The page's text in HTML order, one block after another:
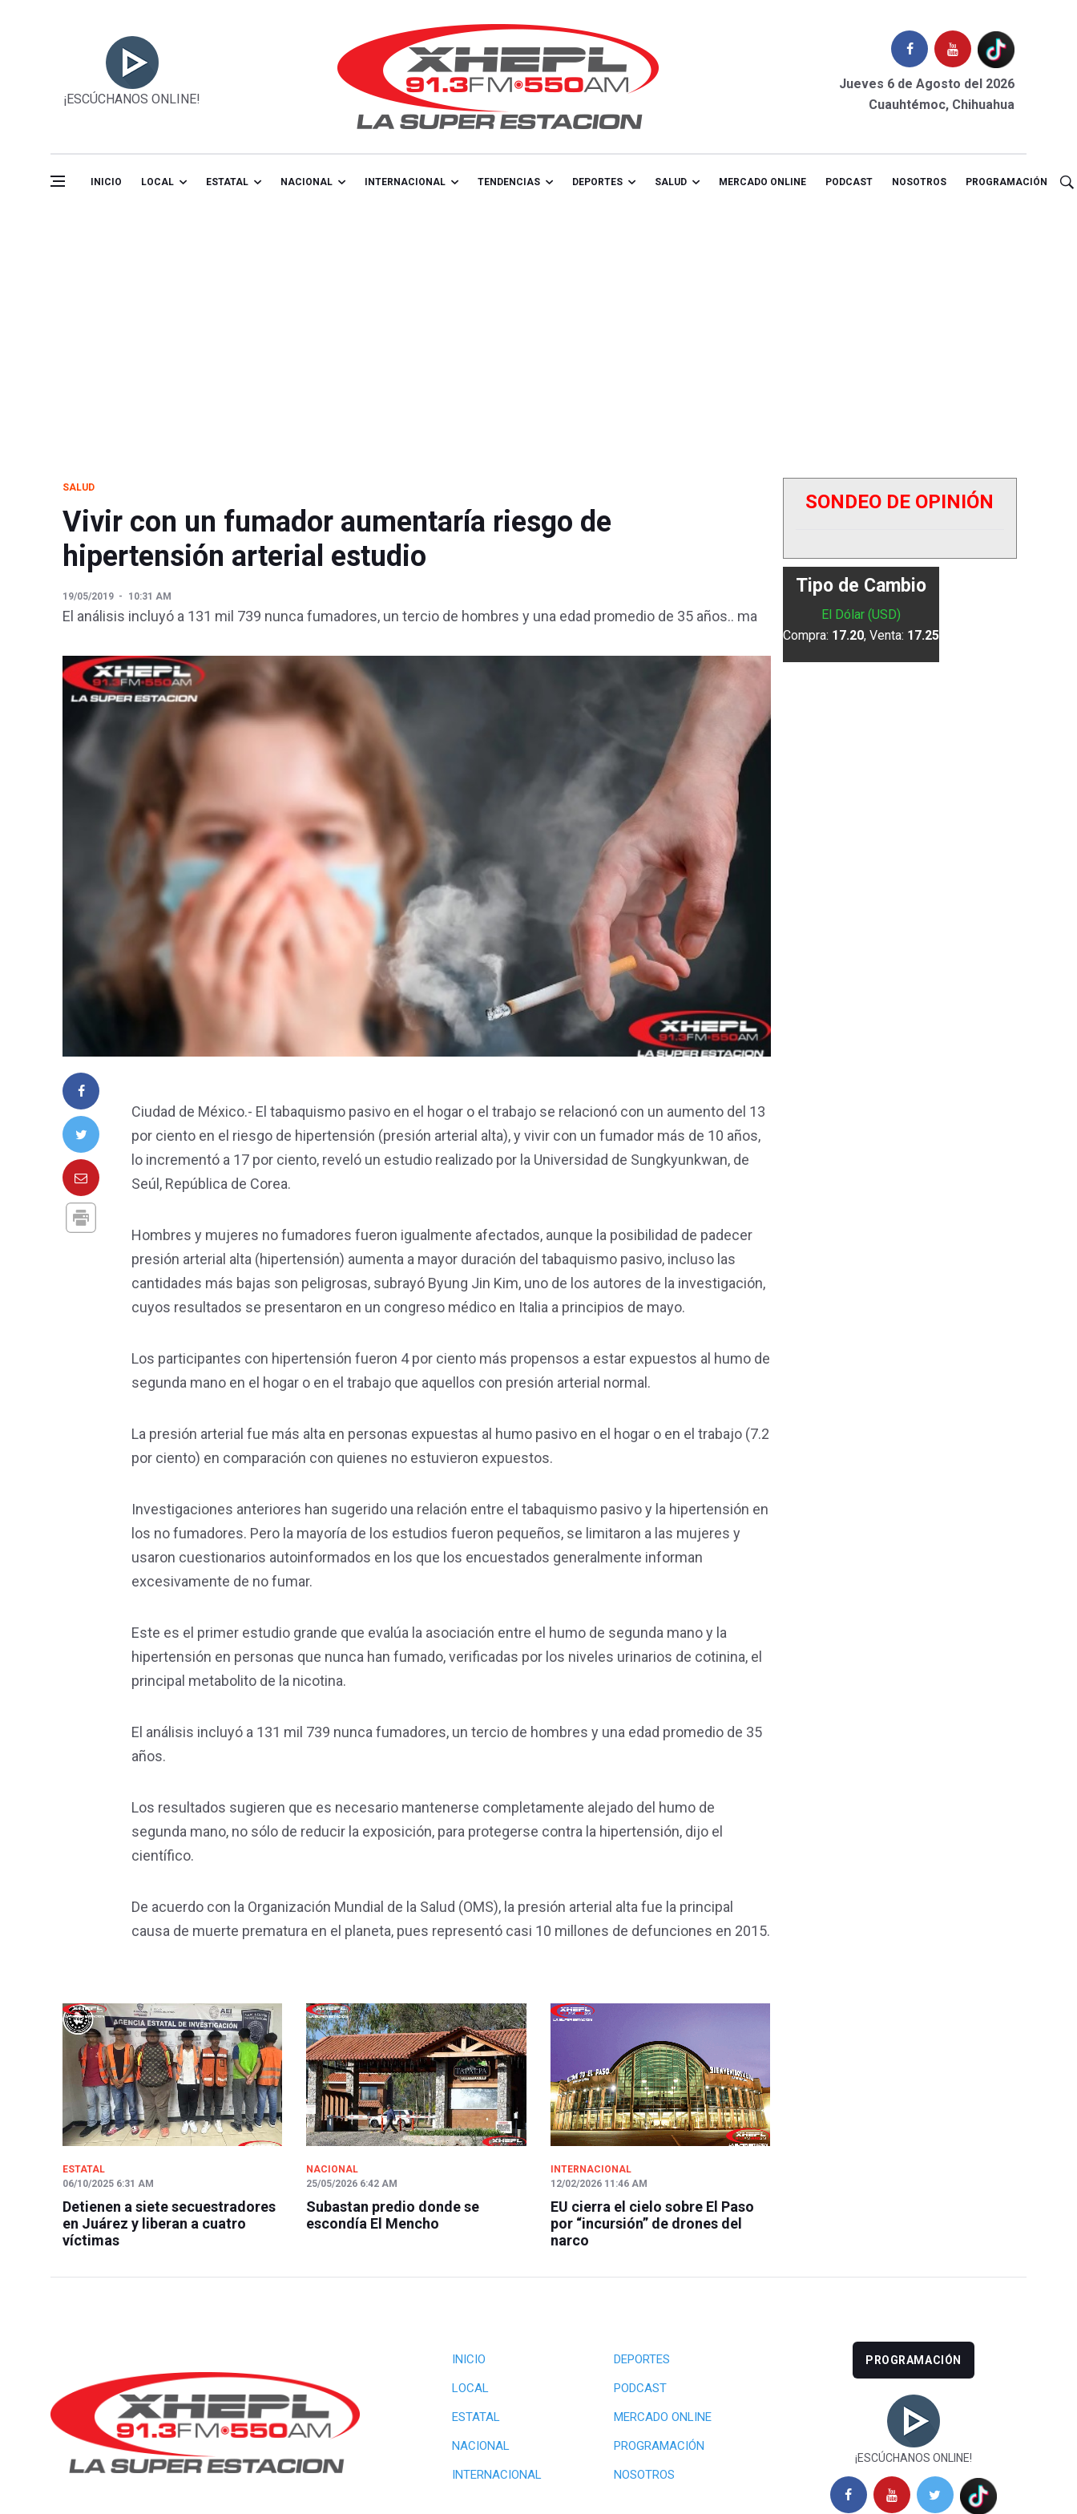
¡ESCÚCHANOS ONLINE!
Jueves 6 de Agosto del 2026
Cuauhtémoc, Chihuahua
INICIO LOCAL ESTATAL NACIONAL INTERNACIONAL TENDENCIAS DEPORTES SALUD MERCADO ONLINE PODCAST NOSOTROS PROGRAMACIÓN
SALUD
Vivir con un fumador aumentaría riesgo de
hipertensión arterial estudio
19/05/2019 10:31 AM
El análisis incluyó a 131 mil 739 nunca fumadores, un tercio de hombres y una edad promedio de 35 años.. ma
Ciudad de México.- El tabaquismo pasivo en el hogar o el trabajo se relacionó con un aumento del 13
por ciento en el riesgo de hipertensión (presión arterial alta), y vivir con un fumador más de 10 años,
lo incrementó a 17 por ciento, reveló un estudio realizado por la Universidad de Sungkyunkwan, de
Seúl, República de Corea.
Hombres y mujeres no fumadores fueron igualmente afectados, aunque la posibilidad de padecer
presión arterial alta (hipertensión) aumenta a mayor duración del tabaquismo pasivo, incluso las
cantidades más bajas son peligrosas, subrayó Byung Jin Kim, uno de los autores de la investigación,
cuyos resultados se presentaron en un congreso médico en Italia a principios de mayo.
Los participantes con hipertensión fueron 4 por ciento más propensos a estar expuestos al humo de
segunda mano en el hogar o en el trabajo que aquellos con presión arterial normal.
La presión arterial fue más alta en personas expuestas al humo pasivo en el hogar o en el trabajo (7.2
por ciento) en comparación con quienes no estuvieron expuestos.
Investigaciones anteriores han sugerido una relación entre el tabaquismo pasivo y la hipertensión en
los no fumadores. Pero la mayoría de los estudios fueron pequeños, se limitaron a las mujeres y
usaron cuestionarios autoinformados en los que los encuestados generalmente informan
excesivamente de no fumar.
Este es el primer estudio grande que evalúa la asociación entre el humo de segunda mano y la
hipertensión en personas que nunca han fumado, verificadas por los niveles urinarios de cotinina, el
principal metabolito de la nicotina.
El análisis incluyó a 131 mil 739 nunca fumadores, un tercio de hombres y una edad promedio de 35
años.
Los resultados sugieren que es necesario mantenerse completamente alejado del humo de
segunda mano, no sólo de reducir la exposición, para protegerse contra la hipertensión, dijo el
científico.
De acuerdo con la Organización Mundial de la Salud (OMS), la presión arterial alta fue la principal
causa de muerte prematura en el planeta, pues representó casi 10 millones de defunciones en 2015.
ESTATAL
06/10/2025 6:31 AM
Detienen a siete secuestradores
en Juárez y liberan a cuatro
víctimas
NACIONAL
25/05/2026 6:42 AM
Subastan predio donde se
escondía El Mencho
INTERNACIONAL
12/02/2026 11:46 AM
EU cierra el cielo sobre El Paso
por “incursión” de drones del
narco
SONDEO DE OPINIÓN
Tipo de Cambio
El Dólar (USD)
Compra: 17.20, Venta: 17.25
INICIO
DEPORTES
LOCAL
PODCAST
ESTATAL
MERCADO ONLINE
NACIONAL
PROGRAMACIÓN
INTERNACIONAL
NOSOTROS
PROGRAMACIÓN
¡ESCÚCHANOS ONLINE!